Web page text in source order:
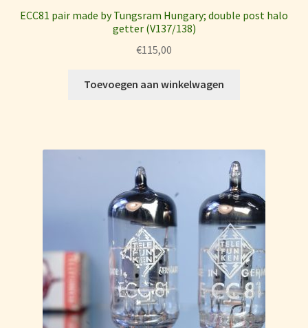
ECC81 pair made by Tungsram Hungary; double post halo
getter (V137/138)
€115,00
Toevoegen aan winkelwagen